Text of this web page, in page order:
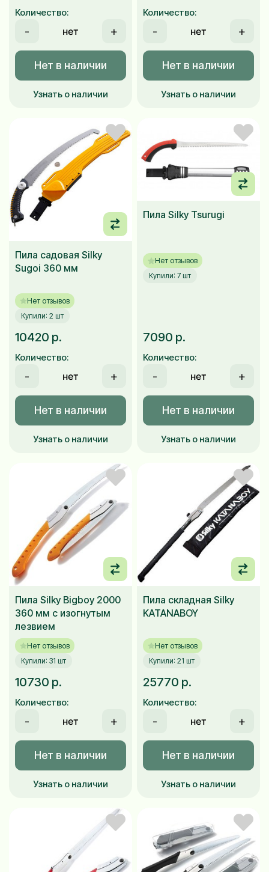
Количество:
- +
Нет в наличии
Узнать о наличии
Количество:
- +
Нет в наличии
Узнать о наличии
Пила садовая Silky
Sugoi 360 мм
Нет отзывов
Купили: 2 шт
10420 р.
Количество:
- +
Нет в наличии
Узнать о наличии
Пила Silky Tsurugi
Нет отзывов
Купили: 7 шт
7090 р.
Количество:
- +
Нет в наличии
Узнать о наличии
Пила Silky Bigboy 2000
360 мм с изогнутым
лезвием
Нет отзывов
Купили: 31 шт
10730 р.
Количество:
- +
Нет в наличии
Узнать о наличии
Пила складная Silky
KATANABOY
Нет отзывов
Купили: 21 шт
25770 р.
Количество:
- +
Нет в наличии
Узнать о наличии